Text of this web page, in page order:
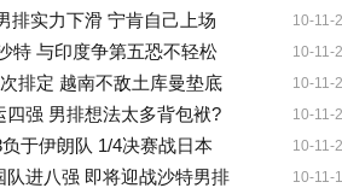
10-11-
排实力下滑 宁肯自己上场
10-11-
特 与印度争第五恐不轻松
10-11-
排定 越南不敌土库曼垫底
10-11-
强 男排想法太多背包袱?
10-11-
于伊朗队 1/4决赛战日本
10-11-
队进八强 即将迎战沙特男排